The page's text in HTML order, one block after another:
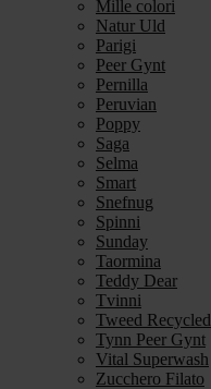
Mille colori
Natur Uld
Parigi
Peer Gynt
Pernilla
Peruvian
Poppy
Saga
Selma
Smart
Snefnug
Spinni
Sunday
Taormina
Teddy Dear
Tvinni
Tweed Recycled
Tynn Peer Gynt
Vital Superwash
Zucchero Filato